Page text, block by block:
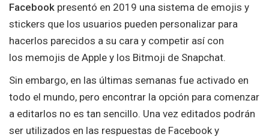
Facebook presentó en 2019 una sistema de emojis y
stickers que los usuarios pueden personalizar para
hacerlos parecidos a su cara y competir así con
los memojis de Apple y los Bitmoji de Snapchat.
Sin embargo, en las últimas semanas fue activado en
todo el mundo, pero encontrar la opción para comenzar
a editarlos no es tan sencillo. Una vez editados podrán
ser utilizados en las respuestas de Facebook y